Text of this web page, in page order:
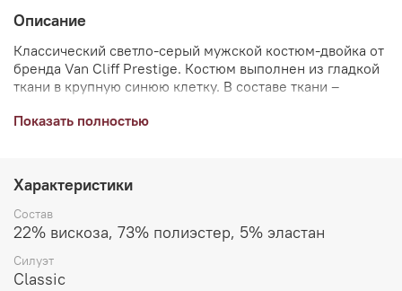
Описание
Классический светло-серый мужской костюм-двойка от
бренда Van Cliff Prestige. Костюм выполнен из гладкой
ткани в крупную синюю клетку. В составе ткани –
внутренних кармана. Рукава со шлицами, на четыре
пуговицы пришитых внахлест. Брюки прямого силуэта.
Брюки имеют боковые карманы и задний карман с
застежкой на пуговицу, на поясе предусмотрены
шлевки для ремня.
Показать полностью
Характеристики
Состав
22% вискоза, 73% полиэстер, 5% эластан
Силуэт
Classic